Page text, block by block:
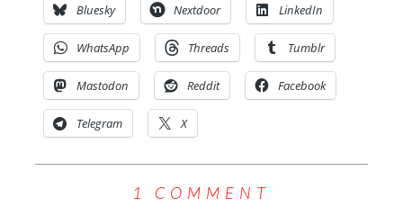
Bluesky Nextdoor LinkedIn
WhatsApp Threads Tumblr
Mastodon Reddit Facebook
Telegram X
1 COMMENT